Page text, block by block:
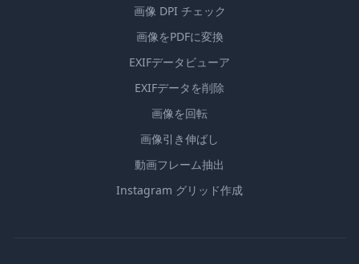
画像 DPI チェック
画像をPDFに変換
EXIFデータビューア
EXIFデータを削除
画像を回転
画像引き伸ばし
動画フレーム抽出
Instagram グリッド作成